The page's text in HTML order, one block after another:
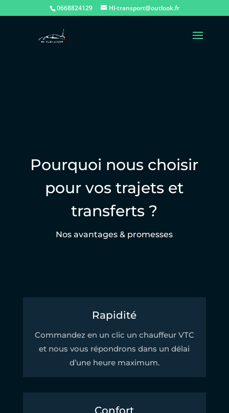
0668824129 Hl-transport@outlook.fr
Pourquoi nous choisir
pour vos trajets et
transferts ?
Nos avantages & promesses
Rapidité
Commandez en un clic un chauffeur VTC
et nous vous répondrons dans un délai
d’une heure maximum.
Confort